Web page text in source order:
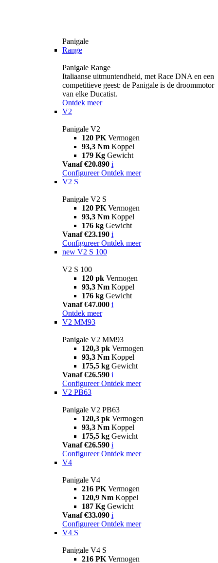
Panigale
Range
Panigale Range
Italiaanse uitmuntendheid, met Race DNA en een
competitieve geest: de Panigale is de droommotor
van elke Ducatist.
Ontdek meer
V2
Panigale V2
120 PK Vermogen
93,3 Nm Koppel
179 Kg Gewicht
Vanaf €20.890 i
Configureer Ontdek meer
V2 S
Panigale V2 S
120 PK Vermogen
93,3 Nm Koppel
176 kg Gewicht
Vanaf €23.190 i
Configureer Ontdek meer
new V2 S 100
V2 S 100
120 pk Vermogen
93,3 Nm Koppel
176 kg Gewicht
Vanaf €47.000 i
Ontdek meer
V2 MM93
Panigale V2 MM93
120,3 pk Vermogen
93,3 Nm Koppel
175,5 kg Gewicht
Vanaf €26.590 i
Configureer Ontdek meer
V2 PB63
Panigale V2 PB63
120,3 pk Vermogen
93,3 Nm Koppel
175,5 kg Gewicht
Vanaf €26.590 i
Configureer Ontdek meer
V4
Panigale V4
216 PK Vermogen
120,9 Nm Koppel
187 Kg Gewicht
Vanaf €33.090 i
Configureer Ontdek meer
V4 S
Panigale V4 S
216 PK Vermogen